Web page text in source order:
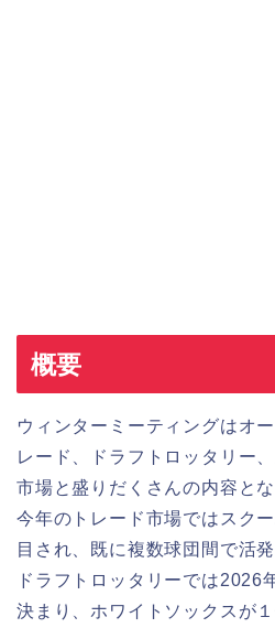
概要
ウィンターミーティングはオ
レード、ドラフトロッタリー
市場と盛りだくさんの内容とな
今年のトレード市場ではスク
目され、既に複数球団間で活
ドラフトロッタリーでは2026
決まり、ホワイトソックスが